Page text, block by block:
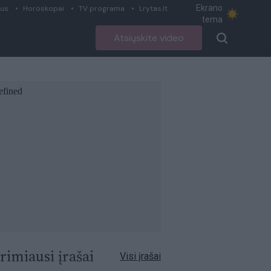
Horoskopai TV programa Lrytas.lt
Ekrano
tema
Atsiųskite video
įrašai Visi įrašai